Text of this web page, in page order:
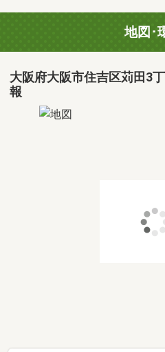
地図･
大阪府大阪市住吉区苅田3
報